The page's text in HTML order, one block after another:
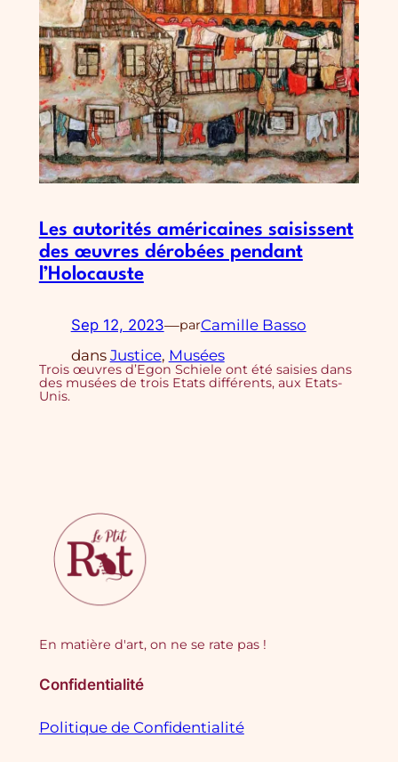
Les autorités américaines saisissent
des œuvres dérobées pendant
l’Holocauste
Sep 12, 2023—parCamille Basso
dans Justice, Musées
Trois œuvres d’Egon Schiele ont été saisies dans
des musées de trois Etats différents, aux Etats-
Unis.
En matière d'art, on ne se rate pas !
Confidentialité
Politique de Confidentialité